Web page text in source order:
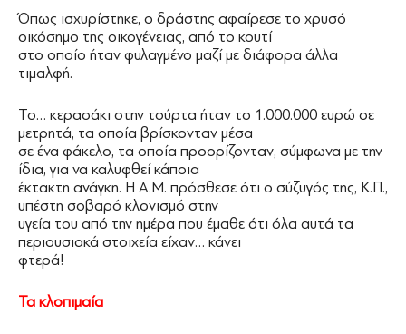
Όπως ισχυρίστηκε, ο δράστης αφαίρεσε το χρυσό
οικόσημο της οικογένειας, από το κουτί
στο οποίο ήταν φυλαγμένο μαζί με διάφορα άλλα
τιμαλφή.
Το… κερασάκι στην τούρτα ήταν το 1.000.000 ευρώ σε
μετρητά, τα οποία βρίσκονταν μέσα
σε ένα φάκελο, τα οποία προορίζονταν, σύμφωνα με την
ίδια, για να καλυφθεί κάποια
έκτακτη ανάγκη. Η Α.Μ. πρόσθεσε ότι ο σύζυγός της, Κ.Π.,
υπέστη σοβαρό κλονισμό στην
υγεία του από την ημέρα που έμαθε ότι όλα αυτά τα
περιουσιακά στοιχεία είχαν… κάνει
φτερά!
Τα κλοπιμαία